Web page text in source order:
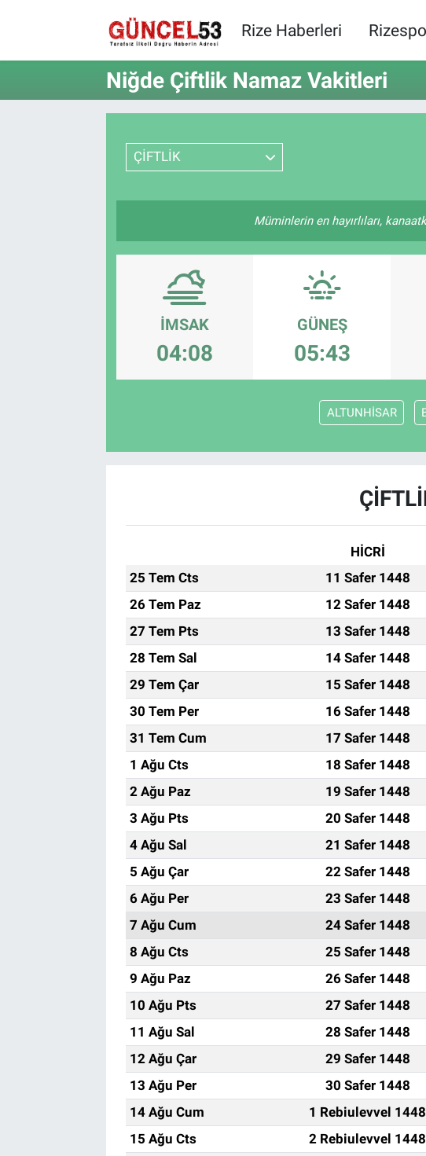
Rize Haberleri
Niğde Çiftlik Namaz Vakitleri
ÇİFTLİK
Müminlerin en hayırlıları,
İMSAK
04:08
GÜNEŞ
05:43
ALTUNHİSAR
HİCRİ
25 Tem Cts
11 Safer 1448
26 Tem Paz
12 Safer 1448
27 Tem Pts
13 Safer 1448
28 Tem Sal
14 Safer 1448
29 Tem Çar
15 Safer 1448
30 Tem Per
16 Safer 1448
31 Tem Cum
17 Safer 1448
1 Ağu Cts
18 Safer 1448
2 Ağu Paz
19 Safer 1448
3 Ağu Pts
20 Safer 1448
4 Ağu Sal
21 Safer 1448
5 Ağu Çar
22 Safer 1448
6 Ağu Per
23 Safer 1448
7 Ağu Cum
24 Safer 1448
8 Ağu Cts
25 Safer 1448
9 Ağu Paz
26 Safer 1448
10 Ağu Pts
27 Safer 1448
11 Ağu Sal
28 Safer 1448
12 Ağu Çar
29 Safer 1448
13 Ağu Per
30 Safer 1448
14 Ağu Cum
1 Rebiulevvel 1448
15 Ağu Cts
2 Rebiulevvel 1448